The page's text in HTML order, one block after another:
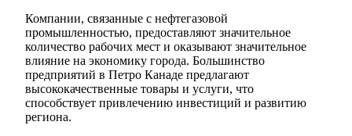
Компании, связанные с нефтегазовой
промышленностью, предоставляют значительное
количество рабочих мест и оказывают значительное
влияние на экономику города. Большинство
предприятий в Петро Канаде предлагают
высококачественные товары и услуги, что
способствует привлечению инвестиций и развитию
региона.